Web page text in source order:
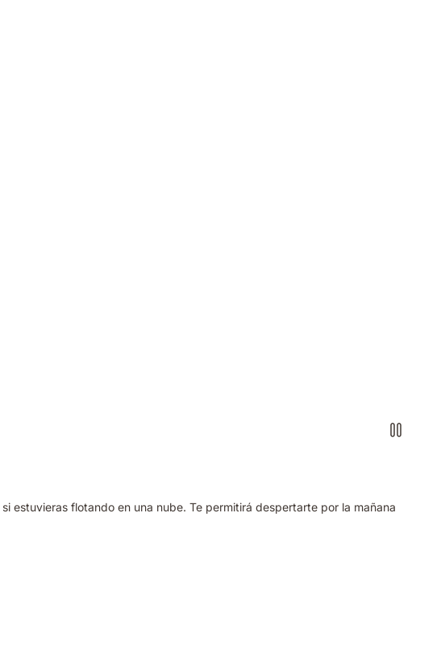
estuvieras flotando en una nube. Te permitirá despertarte por la mañana